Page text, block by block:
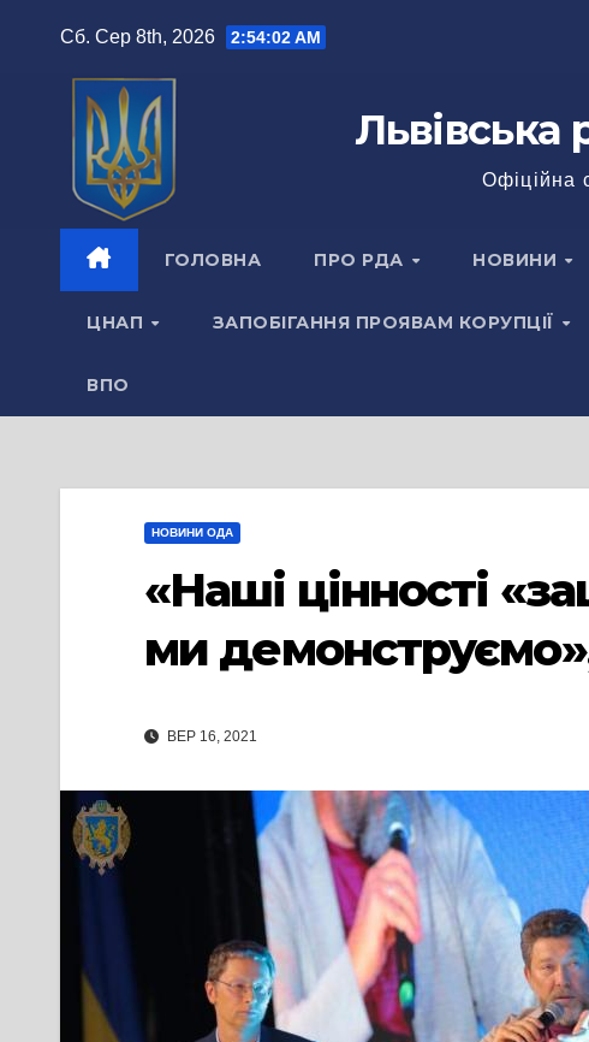
Сб. Сер 8th, 2026 2:54:03 AM
Львівська
Офіційна
ГОЛОВНА ПРО РДА НОВИНИ
ЦНАП ЗАПОБІГАННЯ ПРОЯВАМ КОРУПЦІЇ
ВПО
НОВИНИ ОДА
«Наші цінності
ми
ВЕР 16, 2021